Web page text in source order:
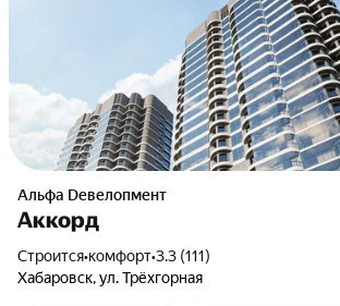
альфа Dевелопмент
Аккорд
Строится•комфорт•3.3 (111)
Хабаровск, ул. Трёхгорная